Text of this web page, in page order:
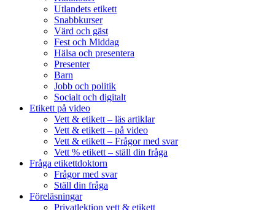
Utlandets etikett
Snabbkurser
Värd och gäst
Fest och Middag
Hälsa och presentera
Presenter
Barn
Jobb och politik
Socialt och digitalt
Etikett på video
Vett & etikett – läs artiklar
Vett & etikett – på video
Vett & etikett – Frågor med svar
Vett % etikett – ställ din fråga
Fråga etikettdoktorn
Frågor med svar
Ställ din fråga
Föreläsningar
Privatlektion vett & etikett